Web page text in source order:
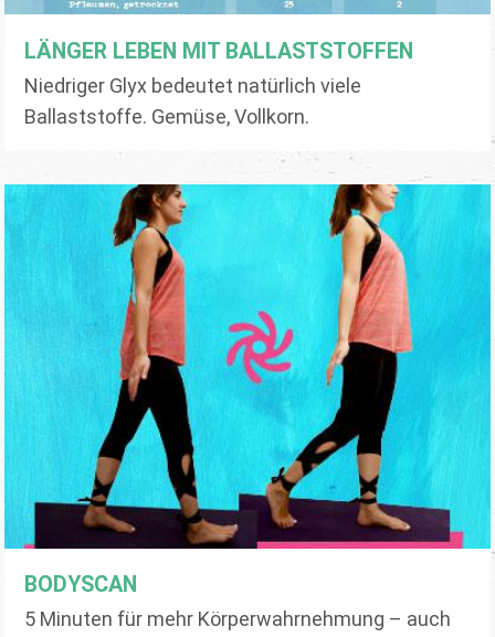
LÄNGER LEBEN MIT BALLASTSTOFFEN
Niedriger Glyx bedeutet natürlich viele
Ballaststoffe. Gemüse, Vollkorn.
BODYSCAN
5 Minuten für mehr Körperwahrnehmung – auch